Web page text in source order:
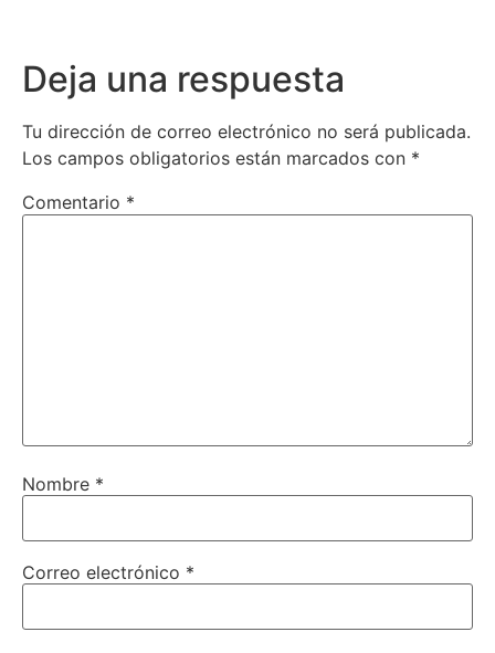
Deja una respuesta
Tu dirección de correo electrónico no será publicada.
Los campos obligatorios están marcados con *
Comentario *
Nombre *
Correo electrónico *